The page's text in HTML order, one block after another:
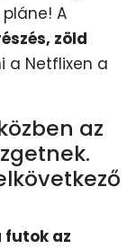
A
zöld
a Netflixen a
az
futok az